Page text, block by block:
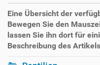
Eine Übersicht der
Bewegen Sie den
lassen Sie ihn dort für
Beschreibung des